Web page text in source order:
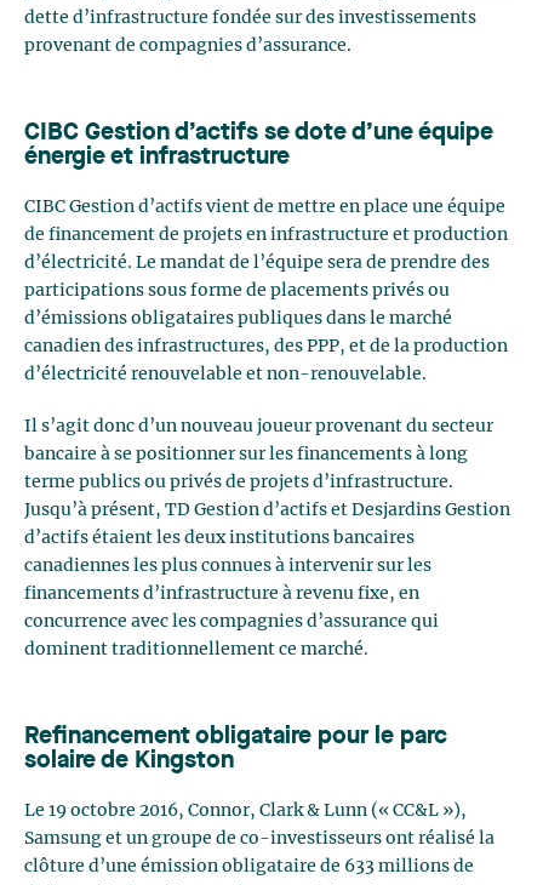
dette d’infrastructure fondée sur des investissements
provenant de compagnies d’assurance.
CIBC Gestion d’actifs se dote d’une équipe
énergie et infrastructure
CIBC Gestion d’actifs vient de mettre en place une équipe
de financement de projets en infrastructure et production
d’électricité. Le mandat de l’équipe sera de prendre des
participations sous forme de placements privés ou
d’émissions obligataires publiques dans le marché
canadien des infrastructures, des PPP, et de la production
d’électricité renouvelable et non-renouvelable.
Il s’agit donc d’un nouveau joueur provenant du secteur
bancaire à se positionner sur les financements à long
terme publics ou privés de projets d’infrastructure.
Jusqu’à présent, TD Gestion d’actifs et Desjardins Gestion
d’actifs étaient les deux institutions bancaires
canadiennes les plus connues à intervenir sur les
financements d’infrastructure à revenu fixe, en
concurrence avec les compagnies d’assurance qui
dominent traditionnellement ce marché.
Refinancement obligataire pour le parc
solaire de Kingston
Le 19 octobre 2016, Connor, Clark & Lunn (« CC&L »),
Samsung et un groupe de co-investisseurs ont réalisé la
clôture d’une émission obligataire de 633 millions de